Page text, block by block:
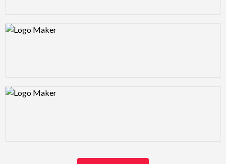
Design preview image
Design preview image